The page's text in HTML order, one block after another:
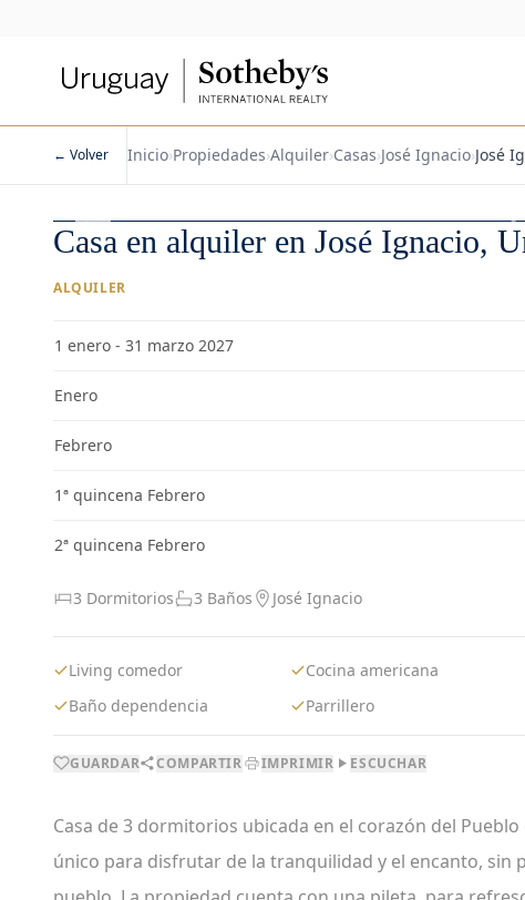
← Volver Inicio›Propiedades›Alquiler›Casas›José Ignacio›José
1/14
Casa en alquiler en José Ignacio,
ALQUILER
1 enero - 31 marzo 2027
Enero
Febrero
1ª quincena Febrero
2ª quincena Febrero
3 Dormitorios 3 Baños José Ignacio
Living comedor Cocina americana
Baño dependencia
Parrillero
GUARDAR COMPARTIR IMPRIMIR ESCUCHAR
Casa de 3 dormitorios ubicada en el corazón del
único para disfrutar de la tranquilidad y el encanto, sin